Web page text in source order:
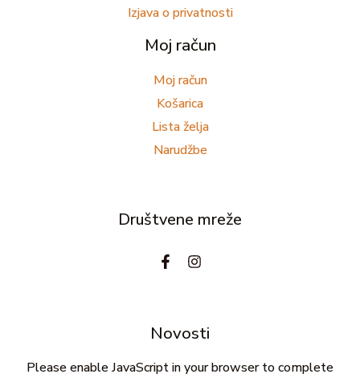
Izjava o privatnosti
Moj račun
Moj račun
Košarica
Lista želja
Narudžbe
Društvene mreže
Novosti
Please enable JavaScript in your browser to complete